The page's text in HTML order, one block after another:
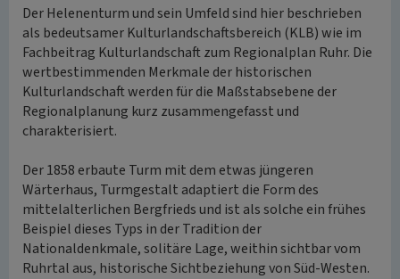
Der Helenenturm und sein Umfeld sind hier beschrieben
als bedeutsamer Kulturlandschaftsbereich (KLB) wie im
Fachbeitrag Kulturlandschaft zum Regionalplan Ruhr. Die
wertbestimmenden Merkmale der historischen
Kulturlandschaft werden für die Maßstabsebene der
Regionalplanung kurz zusammengefasst und
charakterisiert.
Der 1858 erbaute Turm mit dem etwas jüngeren
Wärterhaus, Turmgestalt adaptiert die Form des
mittelalterlichen Bergfrieds und ist als solche ein frühes
Beispiel dieses Typs in der Tradition der
Nationaldenkmale, solitäre Lage, weithin sichtbar vom
Ruhrtal aus, historische Sichtbeziehung von Süd-Westen.